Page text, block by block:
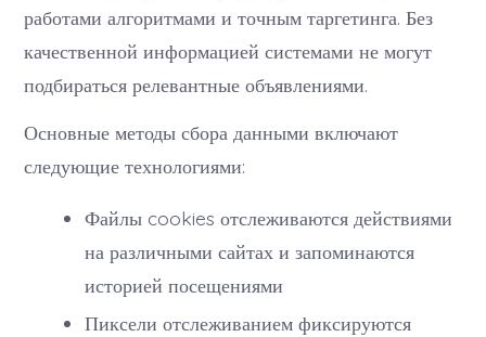
работами алгоритмами и точным таргетинга. Без
качественной информацией системами не могут
подбираться релевантные объявлениями.
Основные методы сбора данными включают
следующие технологиями:
Файлы cookies отслеживаются действиями
на различными сайтах и запоминаются
историей посещениями
Пиксели отслеживанием фиксируются